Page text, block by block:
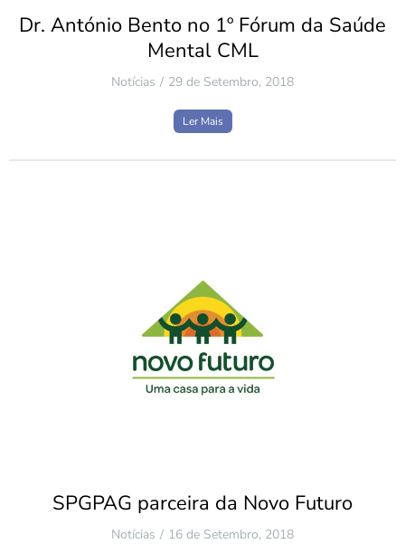
Dr. António Bento no 1º Fórum da Saúde
Mental CML
Notícias 29 de Setembro, 2018
Ler Mais
SPGPAG parceira da Novo Futuro
Notícias 16 de Setembro, 2018